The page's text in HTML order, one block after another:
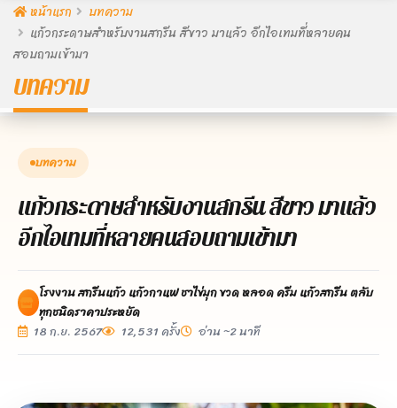
หน้าแรก
บทความ
แก้วกระดาษสำหรับงานสกรีน สีขาว มาแล้ว อีกไอเทมที่หลายคน
สอบถามเข้ามา
บทความ
บทความ
แก้วกระดาษสำหรับงานสกรีน สีขาว มาแล้ว
อีกไอเทมที่หลายคนสอบถามเข้ามา
โรงงาน สกรีนแก้ว แก้วกาแฟ ชาไข่มุก ขวด หลอด ครีม แก้วสกรีน ตลับ
ทุกชนิดราคาประหยัด
18 ก.ย. 2567
12,531 ครั้ง อ่าน ~2 นาที